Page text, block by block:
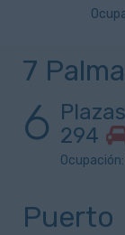
7
6 294
Puerto